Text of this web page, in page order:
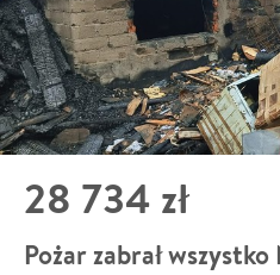
28 734 zł
Pożar zabrał